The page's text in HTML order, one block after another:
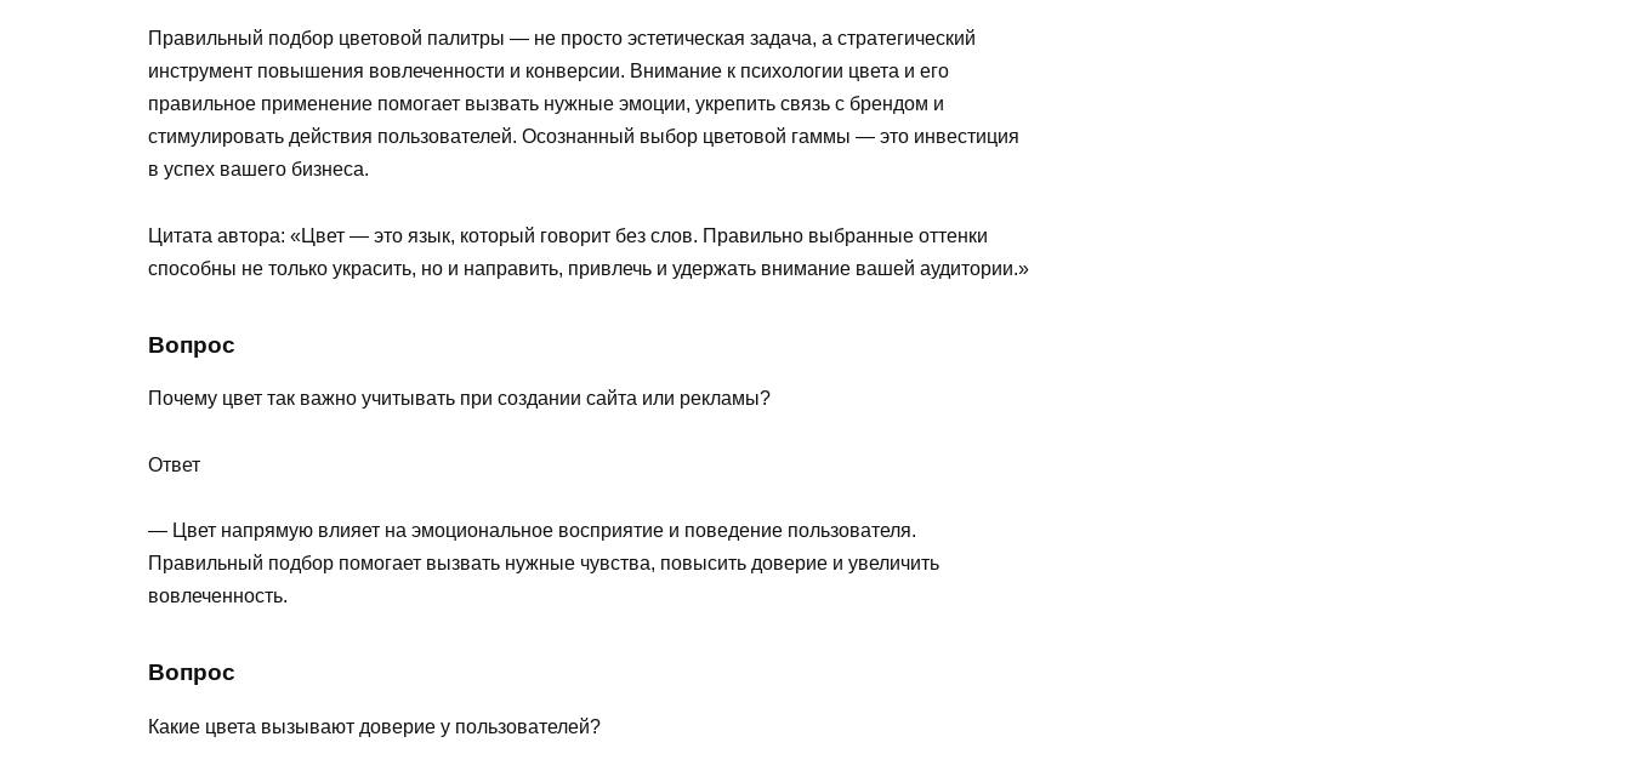
Правильный подбор цветовой палитры — не просто эстетическая задача, а стратегический
инструмент повышения вовлеченности и конверсии. Внимание к психологии цвета и его
правильное применение помогает вызвать нужные эмоции, укрепить связь с брендом и
стимулировать действия пользователей. Осознанный выбор цветовой гаммы — это инвестиция
в успех вашего бизнеса.
Цитата автора: «Цвет — это язык, который говорит без слов. Правильно выбранные оттенки
способны не только украсить, но и направить, привлечь и удержать внимание вашей аудитории.»
Вопрос
Почему цвет так важно учитывать при создании сайта или рекламы?
Ответ
— Цвет напрямую влияет на эмоциональное восприятие и поведение пользователя.
Правильный подбор помогает вызвать нужные чувства, повысить доверие и увеличить
вовлеченность.
Вопрос
Какие цвета вызывают доверие у пользователей?